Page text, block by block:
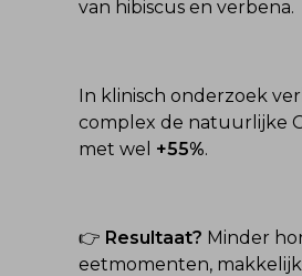
van hibiscus en verbena.
In klinisch onderzoek
complex de natuurlijke
met wel +55%.
👉 Resultaat? Minder
eetmomenten,